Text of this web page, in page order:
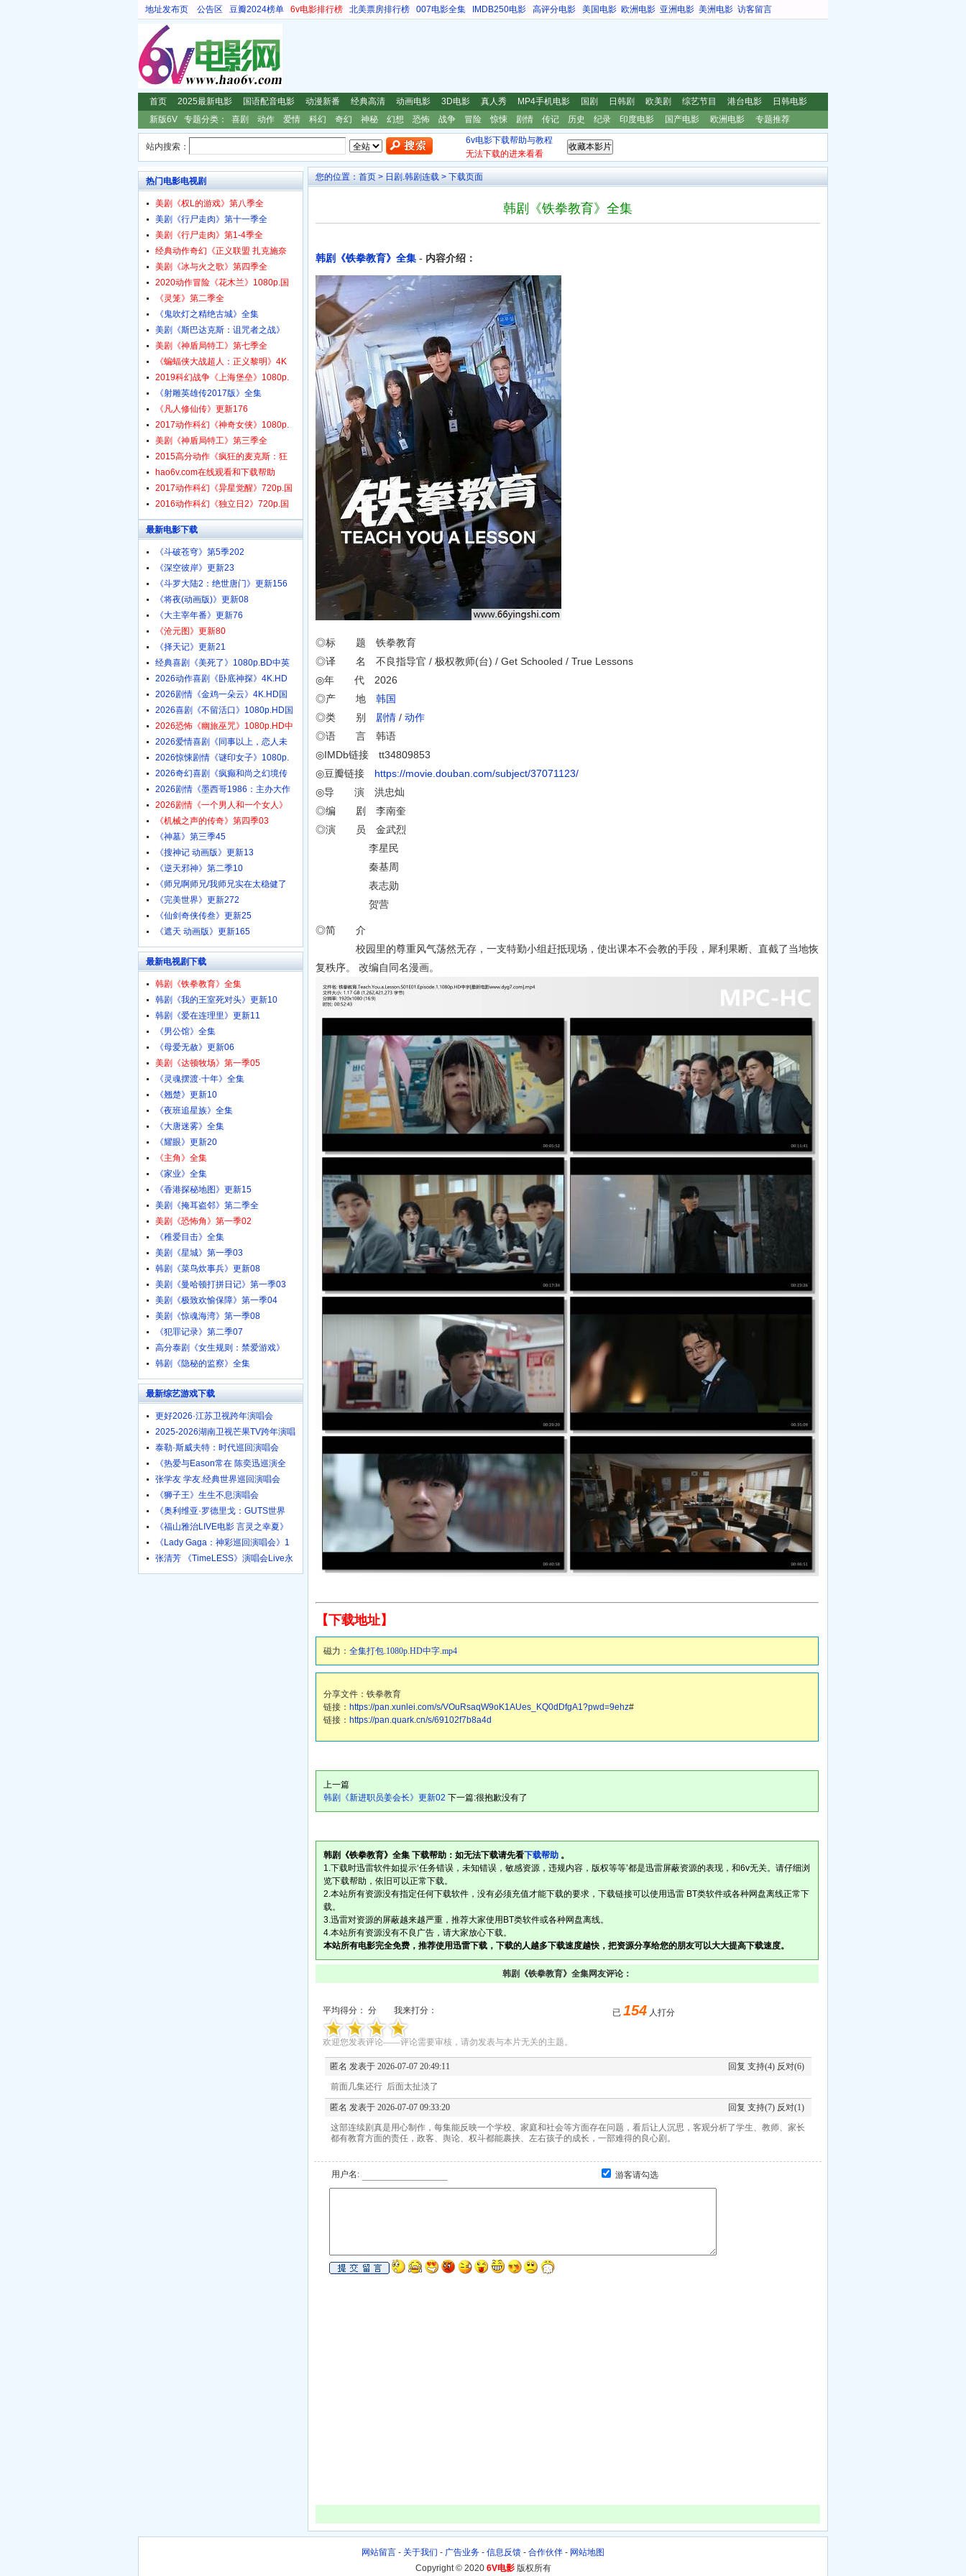
地址发布页 公告区 豆瓣2024榜单 6v电影排行榜 北美票房排行榜 007电影全集 IMDB250电影 高评分电影 美国电影 欧洲电影 亚洲电影 美洲电影 访客留言
首页 2025最新电影 国语配音电影 动漫新番 经典高清 动画电影 3D电影 真人秀 MP4手机电影 国剧 日韩剧 欧美剧 综艺节目 港台电影
日韩电影
新版6V
专题分类： 喜剧 动作 爱情 科幻 奇幻 神秘 幻想 恐怖 战争 冒险 惊悚 剧情 传记 历史 纪录 印度电影 国产电影 欧洲电影 专题推荐
站内搜索：
6v电影下载帮助与教程
无法下载的进来看看
您的位置： 首页 > 日剧.韩剧连载 > 下载页面
韩剧《铁拳教育》全集
韩剧《铁拳教育》全集 - 内容介绍：
◎标 题 铁拳教育
◎译 名 不良指导官 / 极权教师(台) / Get Schooled / True Lessons
◎年 代 2026
◎产 地 韩国
◎类 别 剧情 / 动作
◎语 言 韩语
◎IMDb链接 tt34809853
◎豆瓣链接 https://movie.douban.com/subject/37071123/
◎导 演 洪忠灿
◎编 剧 李南奎
◎演 员 金武烈
李星民
秦基周
表志勋
贺营
◎简 介
校园里的尊重风气荡然无存，一支特勤小组赶抵现场，使出课本不会教的手段，犀利果断、直截了当地恢
复秩序。 改编自同名漫画。
【下载地址】
磁力： 全集打包.1080p.HD中字.mp4
分享文件：铁拳教育
链接： https://pan.xunlei.com/s/VOuRsaqW9oK1AUes_KQ0dDfgA1?pwd=9ehz#
链接： https://pan.quark.cn/s/69102f7b8a4d
上一篇
韩剧《新进职员姜会长》更新02 下一篇:很抱歉没有了
韩剧《铁拳教育》全集 下载帮助：如无法下载请先看下载帮助 。
1.下载时迅雷软件如提示‘任务错误，未知错误，敏感资源，违规内容，版权等等’都是迅雷屏蔽资源的表现，和6v无关。请仔细浏
览下载帮助，依旧可以正常下载。
2.本站所有资源没有指定任何下载软件，没有必须充值才能下载的要求，下载链接可以使用迅雷 BT类软件或各种网盘离线正常下
载。
3.迅雷对资源的屏蔽越来越严重，推荐大家使用BT类软件或各种网盘离线。
4.本站所有资源没有不良广告，请大家放心下载。
本站所有电影完全免费，推荐使用迅雷下载，下载的人越多下载速度越快，把资源分享给您的朋友可以大大提高下载速度。
韩剧《铁拳教育》全集网友评论：
热门电影电视剧
美剧《权L的游戏》第八季全
美剧《行尸走肉》第十一季全
美剧《行尸走肉》第1-4季全
经典动作奇幻《正义联盟 扎克施奈
美剧《冰与火之歌》第四季全
2020动作冒险《花木兰》1080p.国
《灵笼》第二季全
《鬼吹灯之精绝古城》全集
美剧《斯巴达克斯：诅咒者之战》
美剧《神盾局特工》第七季全
《蝙蝠侠大战超人：正义黎明》4K
2019科幻战争《上海堡垒》1080p.
《射雕英雄传2017版》全集
《凡人修仙传》更新176
2017动作科幻《神奇女侠》1080p.
美剧《神盾局特工》第三季全
2015高分动作《疯狂的麦克斯：狂
hao6v.com在线观看和下载帮助
2017动作科幻《异星觉醒》720p.国
2016动作科幻《独立日2》720p.国
最新电影下载
《斗破苍穹》第5季202
《深空彼岸》更新23
《斗罗大陆2：绝世唐门》更新156
《将夜(动画版)》更新08
《大主宰年番》更新76
《沧元图》更新80
《择天记》更新21
经典喜剧《美死了》1080p.BD中英
2026动作喜剧《卧底神探》4K.HD
国
2026剧情《金鸡一朵云》4K.HD国
语
2026喜剧《不留活口》1080p.HD国
2026恐怖《幽旅巫咒》1080p.HD中
2026爱情喜剧《同事以上，恋人未
2026惊悚剧情《谜印女子》1080p.
2026奇幻喜剧《疯癫和尚之幻境传
2026剧情《墨西哥1986：主办大作
2026剧情《一个男人和一个女人》
《机械之声的传奇》第四季03
《神墓》第三季45
《搜神记 动画版》更新13
《逆天邪神》第二季10
《师兄啊师兄/我师兄实在太稳健了
《完美世界》更新272
《仙剑奇侠传叁》更新25
《遮天 动画版》更新165
最新电视剧下载
韩剧《铁拳教育》全集
韩剧《我的王室死对头》更新10
韩剧《爱在连理里》更新11
《男公馆》全集
《母爱无赦》更新06
美剧《达顿牧场》第一季05
《灵魂摆渡·十年》全集
《翘楚》更新10
《夜班追星族》全集
《大唐迷雾》全集
《耀眼》更新20
《主角》全集
《家业》全集
《香港探秘地图》更新15
美剧《掩耳盗邻》第二季全
美剧《恐怖角》第一季02
《稚爱目击》全集
美剧《星城》第一季03
韩剧《菜鸟炊事兵》更新08
美剧《曼哈顿打拼日记》第一季03
美剧《极致欢愉保障》第一季04
美剧《惊魂海湾》第一季08
《犯罪记录》第二季07
高分泰剧《女生规则：禁爱游戏》
韩剧《隐秘的监察》全集
最新综艺游戏下载
更好2026·江苏卫视跨年演唱会
2025-2026湖南卫视芒果TV跨年演唱
泰勒·斯威夫特：时代巡回演唱会
《热爱与Eason常在 陈奕迅巡演全
张学友 学友.经典世界巡回演唱会
《狮子王》生生不息演唱会
《奥利维亚·罗德里戈：GUTS世界
《福山雅治LIVE电影 言灵之幸夏》
《Lady Gaga：神彩巡回演唱会》1
张清芳 《TimeLESS》演唱会Live永
网站留言 - 关于我们 - 广告业务 - 信息反馈 - 合作伙伴 - 网站地图
Copyright © 2020 6V电影版权所有